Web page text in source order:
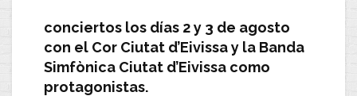
conciertos los días 2 y 3 de agosto
con el Cor Ciutat d’Eivissa y la Banda
Simfònica Ciutat d’Eivissa como
protagonistas.